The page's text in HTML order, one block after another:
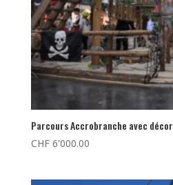
Parcours Accrobranche avec décor
CHF6'000.00